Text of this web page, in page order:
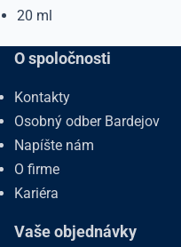
20 ml
O spoločnosti
Kontakty
Osobný odber Bardejov
Napíšte nám
O firme
Kariéra
Vaše objednávky